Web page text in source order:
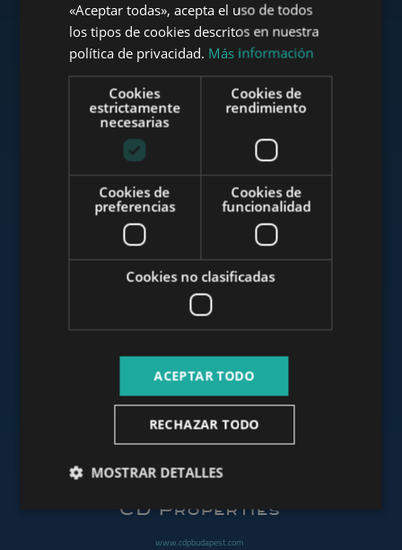
www.towerassistance.com
www.budapestluxuryapartments.hu
www.budapestoffices.net
www.cdpbudapest.com
FRENCH
SPANISH
RUSSIAN
«Aceptar todas», acepta el uso de todos
los tipos de cookies descritos en nuestra
política de privacidad. Más información
Cookies
estrictamente
necesarias
Cookies de
rendimiento
Cookies de
preferencias
Cookies de
funcionalidad
Cookies no clasificadas
ACEPTAR TODO
RECHAZAR TODO
MOSTRAR DETALLES